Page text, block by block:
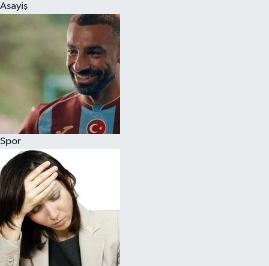
Asayiş
Spor
Kim kimdir?
Kültür Sanat
Sağlık
Siyaset
Teknoloji
Televizyon
Yaşam-Çevre